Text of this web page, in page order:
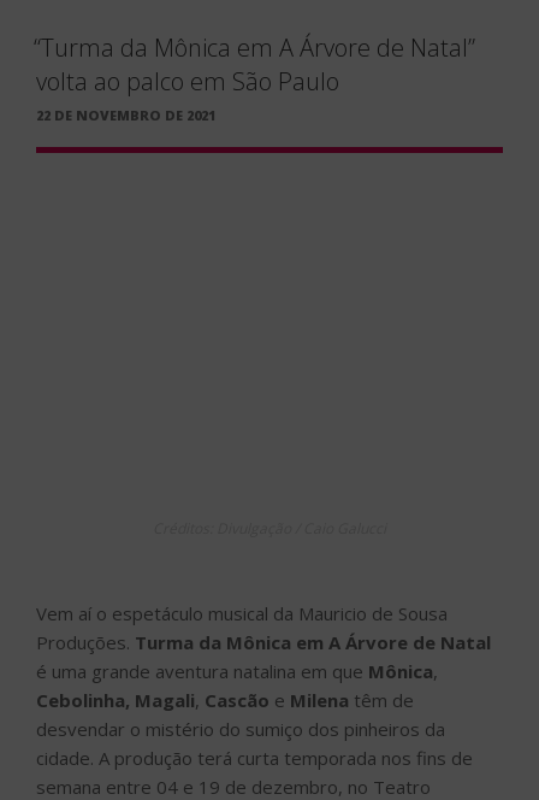
“Turma da Mônica em A Árvore de Natal”
volta ao palco em São Paulo
PUBLICADO
22 DE NOVEMBRO DE 2021
Vem aí o espetáculo musical da Mauricio de Sousa
Produções. Turma da Mônica em A Árvore de Natal
é uma grande aventura natalina em que Mônica,
Cebolinha, Magali, Cascão e Milena têm de
desvendar o mistério do sumiço dos pinheiros da
cidade. A produção terá curta temporada nos fins de
semana entre 04 e 19 de dezembro, no Teatro